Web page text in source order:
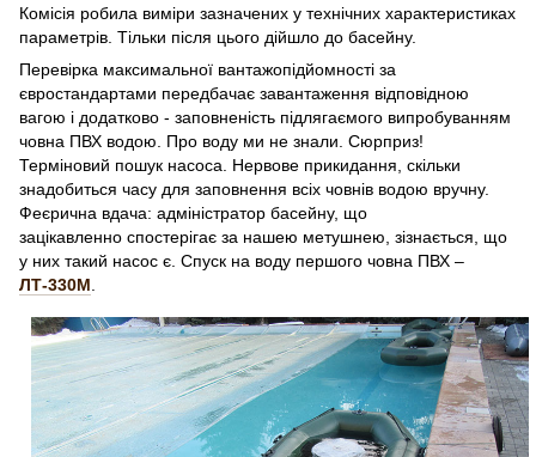
Комісія робила виміри зазначених у технічних характеристиках
параметрів. Тільки після цього дійшло до басейну.
Перевірка максимальної вантажопідйомності за
євростандартами передбачає завантаження відповідною
вагою і додатково - заповненість підлягаємого випробуванням
човна ПВХ водою. Про воду ми не знали. Сюрприз!
Терміновий пошук насоса. Нервове прикидання, скільки
знадобиться часу для заповнення всіх човнів водою вручну.
Феєрична вдача: адміністратор басейну, що
зацікавленно спостерігає за нашею метушнею, зізнається, що
у них такий насос є. Спуск на воду першого човна ПВХ –
ЛТ-330М